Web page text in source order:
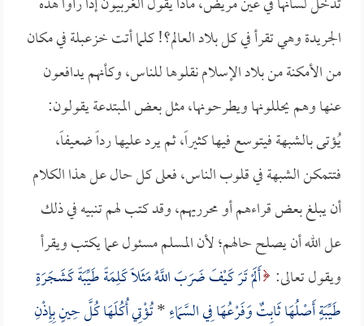
الجريدة وهي تقرأ في كل بلاد العالم؟! كلما أتت خزعبلة في مكان
من الأمكنة من بلاد الإسلام نقلوها للناس، وكأنهم يدافعون
عنها وهم يحللونها ويطرحونها، مثل بعض المبتدعة يقولون:
يُؤتى بالشبهة فيتوسع فيها كثيراً، ثم يرد عليها رداً ضعيفاً،
فتتمكن الشبهة في قلوب الناس، فعلى كل حال عل هذا الكلام
أن يبلغ بعض قراءهم أو محرريهم، وقد كتب لهم تنبيه في ذلك
عل الله أن يصلح حالهم؛ لأن المسلم مسئول عما يكتب ويقرأ
ويقول تعالى: أَلَمْ تَرَ كَيْفَ ضَرَبَ اللَّهُ مَثَلاً كَلِمَةً طَيِّبَةً كَشَجَرَةٍ
طَيِّبَةٍ أَصْلُهَا ثَابِتٌ وَفَرْعُهَا فِي السَّمَاءِ*تُؤْتِي أُكُلَهَا كُلَّ حِينٍ بِإِذْنِ